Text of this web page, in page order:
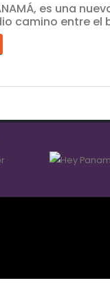
es una
camino entre el